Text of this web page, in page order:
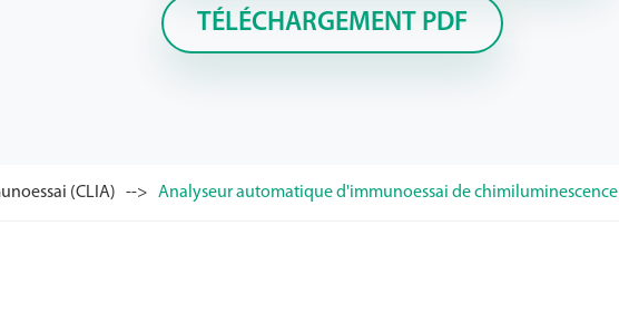
TÉLÉCHARGEMENT PDF
(CLIA) Analyseur automatique d'immunoessai de chimiluminescence